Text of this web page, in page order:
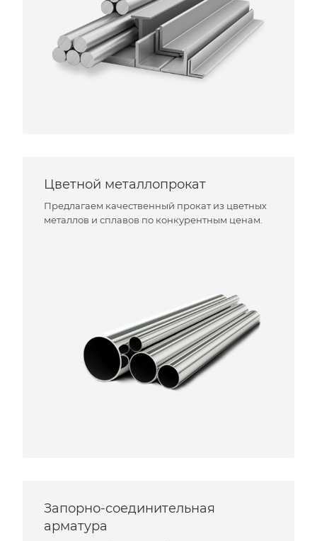
Цветной металлопрокат
Предлагаем качественный прокат из цветных
металлов и сплавов по конкурентным ценам.
Запорно-соединительная
арматура